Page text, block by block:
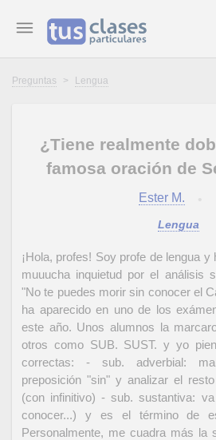
Preguntas > Lengua
¿Tiene realmente
famosa oración de
Ester M.
Lengua
¡Hola, profes! Soy profe de lengua
muuucha inquietud por el análisis
"No te puedes morir sin conocer el
ha aparecido en uno de los
este año. Unos alumnos la
otros como SUB. SUST. y yo
correctas: - sub. adverbial:
preposición "sin" y analizar el
(con infinitivo) - sub. sustantiva:
conocer...) y es el término de
Personalmente, me cuadra más la